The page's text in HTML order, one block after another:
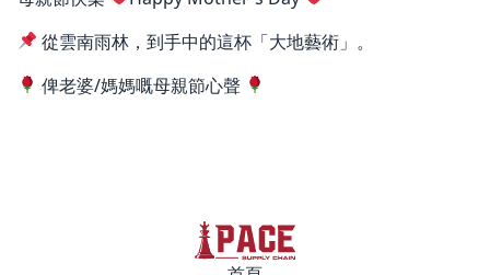
從雲南雨林，到手中的這杯「大地藝術」。
俾老婆/媽媽嘅母親節心聲